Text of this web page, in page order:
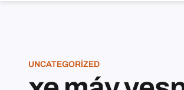
UNCATEGORIZED